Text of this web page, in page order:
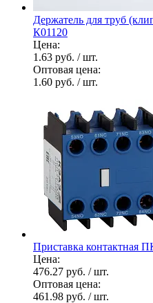
Держатель для труб
К01120
Цена:
1.63 руб. / шт.
Оптовая цена:
1.60 руб. / шт.
Приставка
Цена:
476.27 руб. / шт.
Оптовая цена:
461.98 руб. / шт.